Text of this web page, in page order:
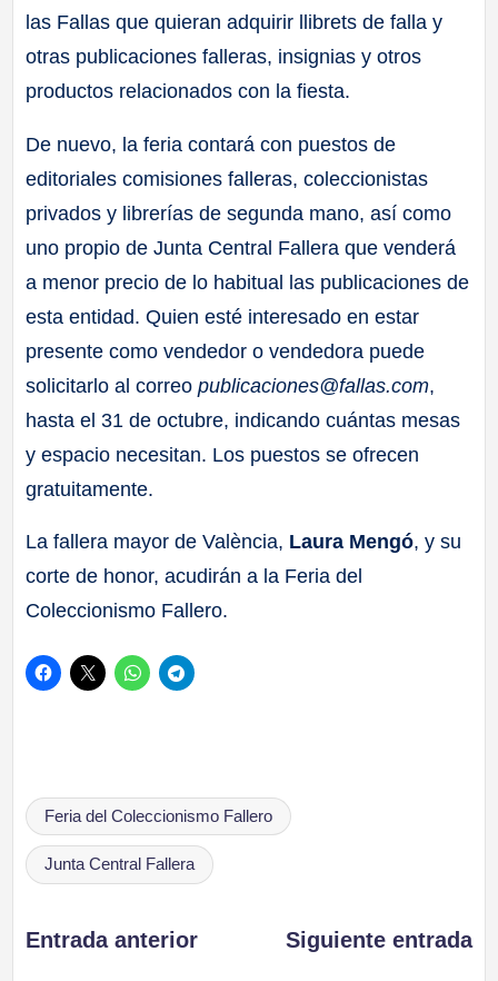
las Fallas que quieran adquirir llibrets de falla y
otras publicaciones falleras, insignias y otros
productos relacionados con la fiesta.
De nuevo, la feria contará con puestos de
editoriales comisiones falleras, coleccionistas
privados y librerías de segunda mano, así como
uno propio de Junta Central Fallera que venderá
a menor precio de lo habitual las publicaciones de
esta entidad. Quien esté interesado en estar
presente como vendedor o vendedora puede
solicitarlo al correo publicaciones@fallas.com,
hasta el 31 de octubre, indicando cuántas mesas
y espacio necesitan. Los puestos se ofrecen
gratuitamente.
La fallera mayor de València, Laura Mengó, y su
corte de honor, acudirán a la Feria del
Coleccionismo Fallero.
Etiquetas:
Feria del Coleccionismo Fallero
Junta Central Fallera
Navegación
Entrada anterior Siguiente entrada